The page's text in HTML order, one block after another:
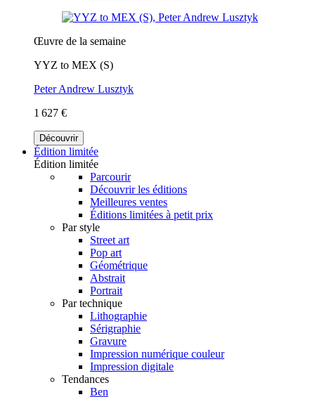
Œuvre de la semaine
YYZ to MEX (S)
Peter Andrew Lusztyk
1 627 €
Découvrir
Édition limitée
Édition limitée
Parcourir
Découvrir les éditions
Meilleures ventes
Éditions limitées à petit prix
Par style
Street art
Pop art
Géométrique
Abstrait
Portrait
Par technique
Lithographie
Sérigraphie
Gravure
Impression numérique couleur
Impression digitale
Tendances
Ben